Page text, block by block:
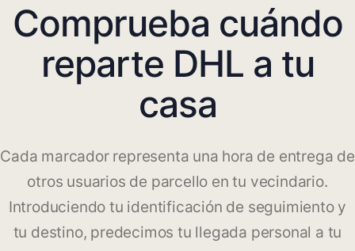
Comprueba cuándo
reparte DHL a tu
casa
Cada marcador representa una hora de entrega de
otros usuarios de parcello en tu vecindario.
Introduciendo tu identificación de seguimiento y
tu destino, predecimos tu llegada personal a tu